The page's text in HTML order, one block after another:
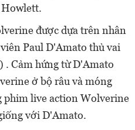
Howlett.
được dựa trên nhân
Paul D'Amato thủ vai
. Cảm hứng từ D'Amato
ở bộ râu và móng
phim live action Wolverine
với D'Amato.